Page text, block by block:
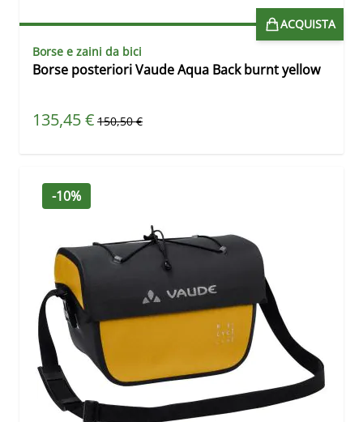
ACQUISTA
Borse e zaini da bici
Borse posteriori Vaude Aqua Back burnt yellow
Prezzo speciale
135,45 € Prezzo predefinito
150,50 €
-10%